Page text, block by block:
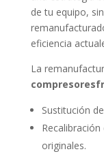
de tu equipo,
eficiencia
La
Sustitución
originales.